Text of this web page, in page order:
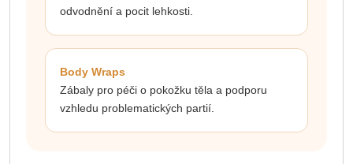
odvodnění a pocit lehkosti.
Body Wraps
Zábaly pro péči o pokožku těla a podporu
vzhledu problematických partií.